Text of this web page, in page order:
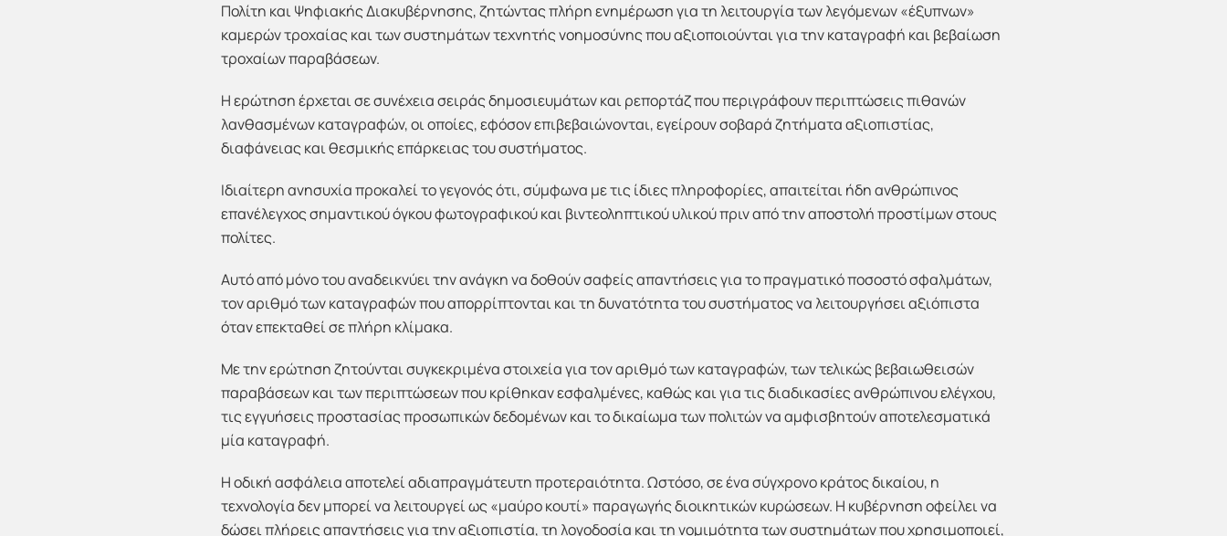
Πολίτη και Ψηφιακής Διακυβέρνησης, ζητώντας πλήρη ενημέρωση για τη λειτουργία των λεγόμενων «έξυπνων»
καμερών τροχαίας και των συστημάτων τεχνητής νοημοσύνης που αξιοποιούνται για την καταγραφή και βεβαίωση
τροχαίων παραβάσεων.
Η ερώτηση έρχεται σε συνέχεια σειράς δημοσιευμάτων και ρεπορτάζ που περιγράφουν περιπτώσεις πιθανών
λανθασμένων καταγραφών, οι οποίες, εφόσον επιβεβαιώνονται, εγείρουν σοβαρά ζητήματα αξιοπιστίας,
διαφάνειας και θεσμικής επάρκειας του συστήματος.
Ιδιαίτερη ανησυχία προκαλεί το γεγονός ότι, σύμφωνα με τις ίδιες πληροφορίες, απαιτείται ήδη ανθρώπινος
επανέλεγχος σημαντικού όγκου φωτογραφικού και βιντεοληπτικού υλικού πριν από την αποστολή προστίμων στους
πολίτες.
Αυτό από μόνο του αναδεικνύει την ανάγκη να δοθούν σαφείς απαντήσεις για το πραγματικό ποσοστό σφαλμάτων,
τον αριθμό των καταγραφών που απορρίπτονται και τη δυνατότητα του συστήματος να λειτουργήσει αξιόπιστα
όταν επεκταθεί σε πλήρη κλίμακα.
Με την ερώτηση ζητούνται συγκεκριμένα στοιχεία για τον αριθμό των καταγραφών, των τελικώς βεβαιωθεισών
παραβάσεων και των περιπτώσεων που κρίθηκαν εσφαλμένες, καθώς και για τις διαδικασίες ανθρώπινου ελέγχου,
τις εγγυήσεις προστασίας προσωπικών δεδομένων και το δικαίωμα των πολιτών να αμφισβητούν αποτελεσματικά
μία καταγραφή.
Η οδική ασφάλεια αποτελεί αδιαπραγμάτευτη προτεραιότητα. Ωστόσο, σε ένα σύγχρονο κράτος δικαίου, η
τεχνολογία δεν μπορεί να λειτουργεί ως «μαύρο κουτί» παραγωγής διοικητικών κυρώσεων. Η κυβέρνηση οφείλει να
δώσει πλήρεις απαντήσεις για την αξιοπιστία, τη λογοδοσία και τη νομιμότητα των συστημάτων που χρησιμοποιεί,